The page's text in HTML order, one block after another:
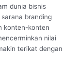
dunia bisnis
branding
konten-konten
nilai
terikat dengan